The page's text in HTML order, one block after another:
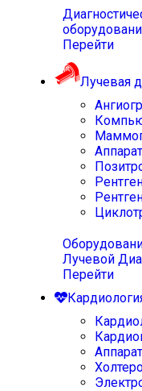
Перейти
Лучевая
Лучевой
Перейти